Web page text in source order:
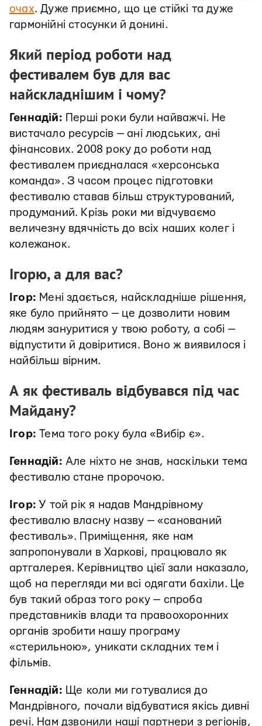
очах. Дуже приємно, що це стійкі та дуже
гармонійні стосунки й донині.
Який період роботи над
фестивалем був для вас
найскладнішим і чому?
Геннадій:
Перші роки були найважчі. Не
вистачало ресурсів — ані людських, ані
фінансових. 2008 року до роботи над
фестивалем приєдналася «херсонська
команда». З часом процес підготовки
фестивалю ставав більш структурований,
продуманий. Крізь роки ми відчуваємо
величезну вдячність до всіх наших колег і
колежанок.
Ігорю, а для вас?
Ігор: Мені здається, найскладніше рішення,
яке було прийнято — це дозволити новим
людям зануритися у твою роботу, а собі —
відпустити й довіритися. Воно ж виявилося і
найбільш вірним.
А як фестиваль відбувався під час
Майдану?
Ігор: Тема того року була «Вибір є».
Геннадій: Але ніхто не знав, наскільки тема
фестивалю стане пророчою.
Ігор: У той рік я надав Мандрівному
фестивалю власну назву — «санований
фестиваль». Приміщення, яке нам
запропонували в Харкові, працювало як
артгалерея. Керівництво цієї зали наказало,
щоб на перегляди ми всі одягати бахіли. Це
був такий образ того року — спроба
представників влади та правоохоронних
органів зробити нашу програму
«стерильною», уникати складних тем і
фільмів.
Геннадій: Ще коли ми готувалися до
Мандрівного, почали відбуватися якісь дивні
речі. Нам дзвонили наші партнери з регіонів,